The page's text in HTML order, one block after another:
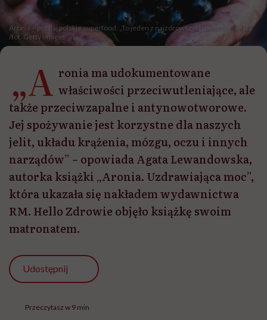
Aronia – poznaj polskie superfood. „To jeden z najzdrowszych owoców świata”
/fot. Getty Images
„A ronia ma udokumentowane
właściwości przeciwutleniające, ale
także przeciwzapalne i antynowotworowe.
Jej spożywanie jest korzystne dla naszych
jelit, układu krążenia, mózgu, oczu i innych
narządów” – opowiada Agata Lewandowska,
autorka książki „Aronia. Uzdrawiająca moc”,
która ukazała się nakładem wydawnictwa
RM. Hello Zdrowie objęło książkę swoim
matronatem.
Udostępnij
Przeczytasz w 9 min